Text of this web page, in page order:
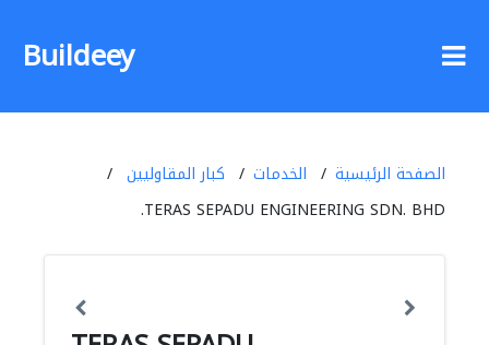
Buildeey
الصفحة الرئيسية الخدمات
كبار المقاوليين
TERAS SEPADU ENGINEERING SDN. BHD.